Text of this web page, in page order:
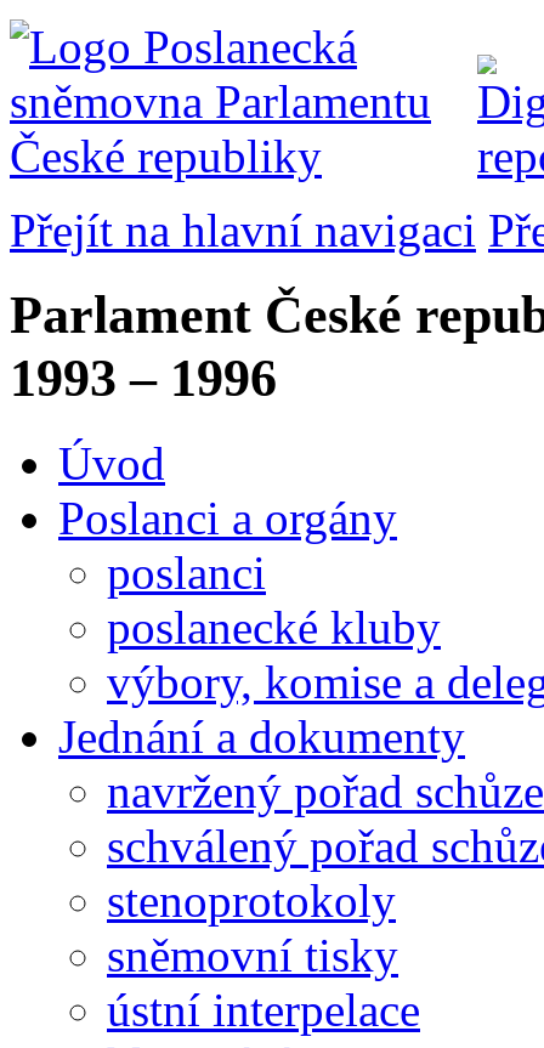
Přejít na hlavní navigaci
Parlament České
1993 – 1996
Úvod
Poslanci a orgány
poslanci
poslanecké kluby
výbory, komise a
Jednání a dokumenty
navržený pořad schůze
schválený pořad
stenoprotokoly
sněmovní tisky
ústní interpelace